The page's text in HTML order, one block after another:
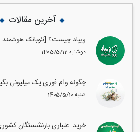
آخرین مقالات
ویپاد چیست؟ [نئوبانک هوشمند
1405/5/12 دوشنبه
چگونه وام فوری یک میلیونی
1405/5/10 شنبه
خرید اعتباری بازنشستگان